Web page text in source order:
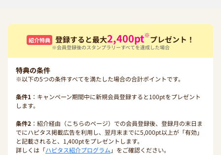
紹介特典 登録すると最大2,400pt※プレゼント！
※会員登録後のスタンプラリーすべてを達成した場合
特典の条件
※以下の5つの条件すべてを満たした場合の合計ポイントです。
条件1 ：キャンペーン期間中に新規会員登録すると100ptをプレゼント
します。
条件2 ：紹介経由（こちらのページ）での会員登録後、登録月の末日ま
でにハピタス掲載広告を利用し、翌月末までに5,000pt以上が「有効」
と記載されると、1,400ptをプレゼントします。
詳しくは「ハピタス紹介プログラム 」をご確認ください。